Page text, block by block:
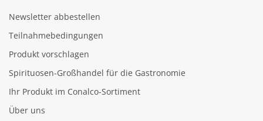
Newsletter abbestellen
Teilnahmebedingungen
Produkt vorschlagen
Spirituosen-Großhandel für die Gastronomie
Ihr Produkt im Conalco-Sortiment
Über uns